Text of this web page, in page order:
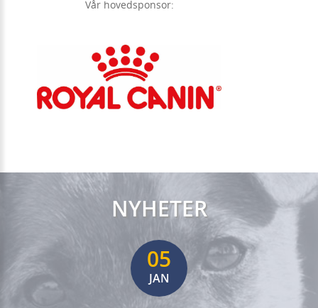
Vår hovedsponsor:
NYHETER
05
JAN